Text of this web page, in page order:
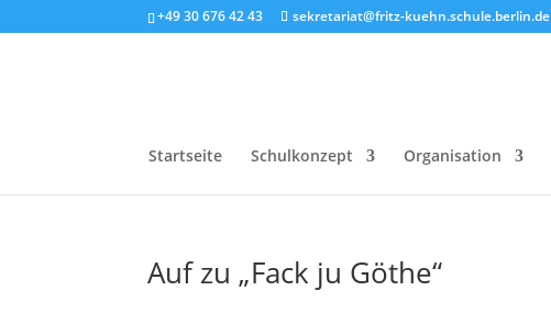
+49 30 676 42 43 sekretariat@fritz-kuehn.schule.berlin.de
Startseite Schulkonzept Organisation
Auf zu „Fack ju Göthe“